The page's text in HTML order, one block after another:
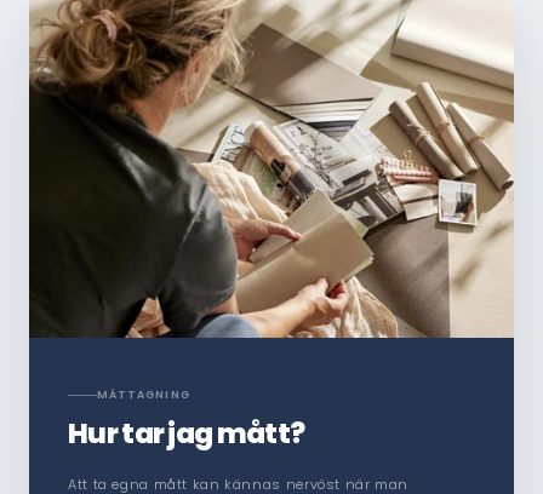
MÄTTAGNING
Hur tar jag mått?
Att ta egna mått kan kännas nervöst när man